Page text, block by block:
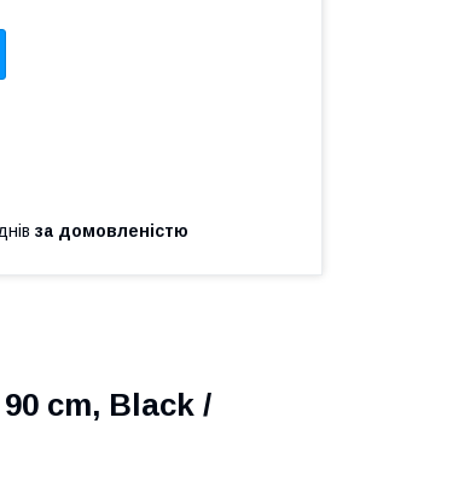
за домовленістю
cm, Black /